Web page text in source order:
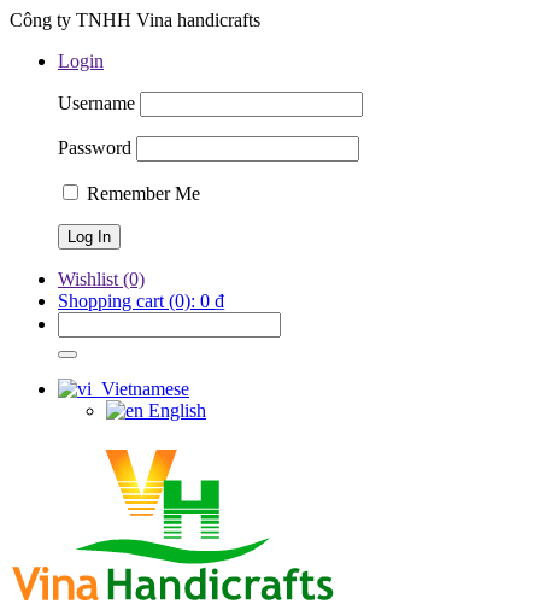
Công ty TNHH Vina handicrafts
Login
Username
Password
Remember Me
Wishlist (0)
Shopping cart (0): 0 ₫
Vietnamese
English